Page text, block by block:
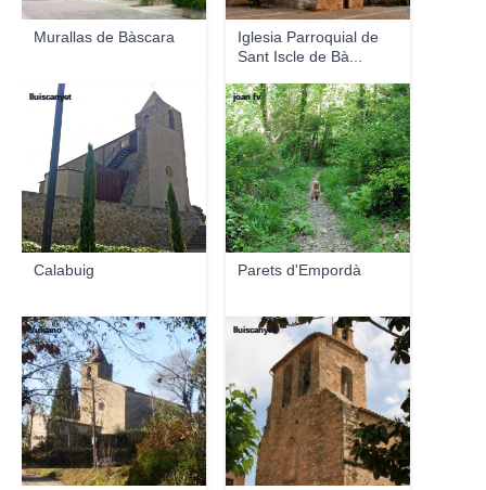
Murallas de Bàscara
Iglesia Parroquial de
Sant Iscle de Bà...
Calabuig
lluiscanyet
Parets d'Empordà
joan fv
Vulcano lluiscanyet